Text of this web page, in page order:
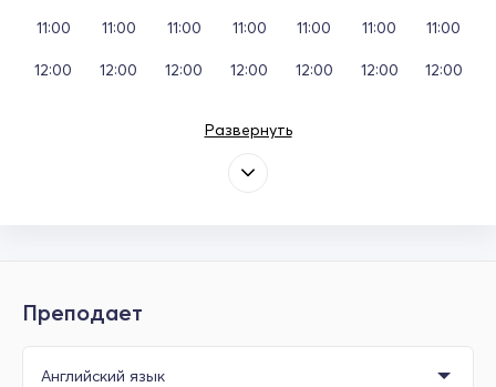
11:00
12:00
11:00
12:00
11:00
12:00
11:00
12:00
11:00
12:00
11:00
12:00
11:00
12:00
Развернуть
Преподает